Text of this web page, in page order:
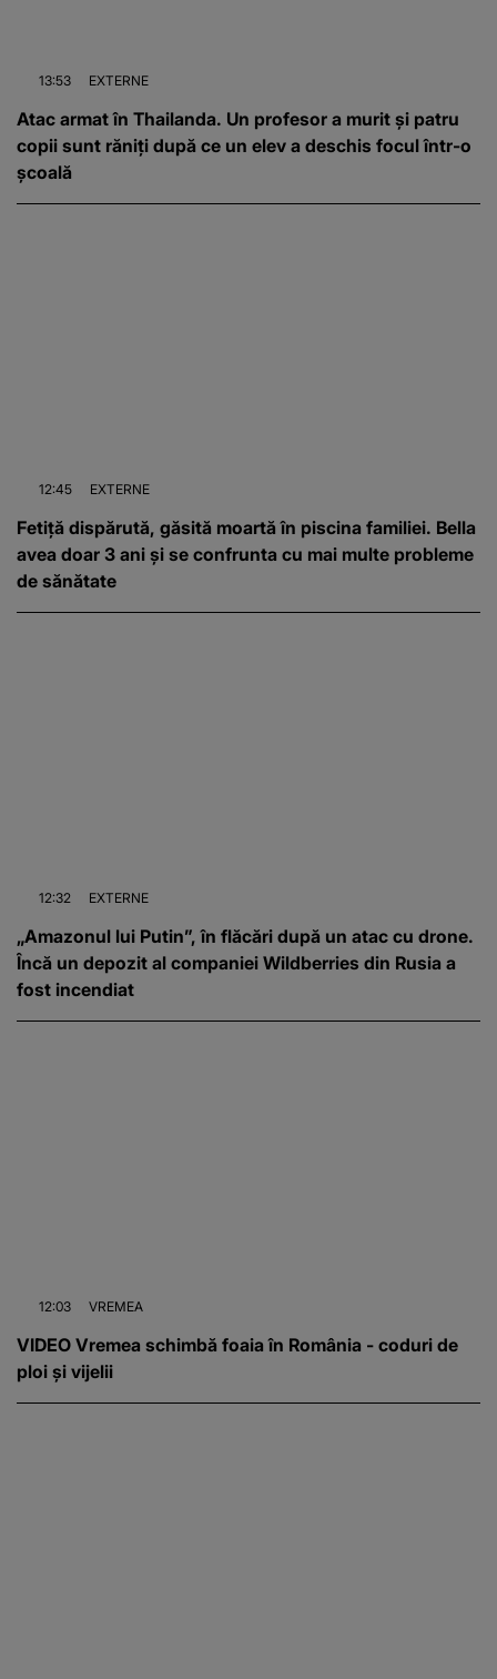
13:53 EXTERNE
Atac armat în Thailanda. Un profesor a murit și patru
copii sunt răniți după ce un elev a deschis focul într-o
școală
12:45 EXTERNE
Fetiță dispărută, găsită moartă în piscina familiei. Bella
avea doar 3 ani și se confrunta cu mai multe probleme
de sănătate
12:32 EXTERNE
„Amazonul lui Putin”, în flăcări după un atac cu drone.
Încă un depozit al companiei Wildberries din Rusia a
fost incendiat
12:03 VREMEA
VIDEO Vremea schimbă foaia în România - coduri de
ploi și vijelii